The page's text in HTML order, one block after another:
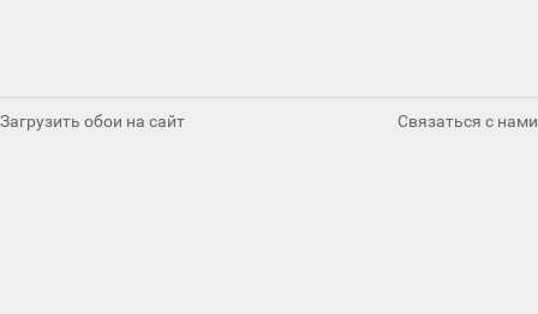
Загрузить обои на сайт Связаться с нами